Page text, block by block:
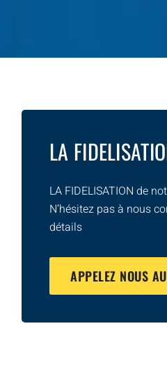
LA
LA FIDELISATION de
N’hésitez pas à nous
détails
APPELEZ NOUS AU